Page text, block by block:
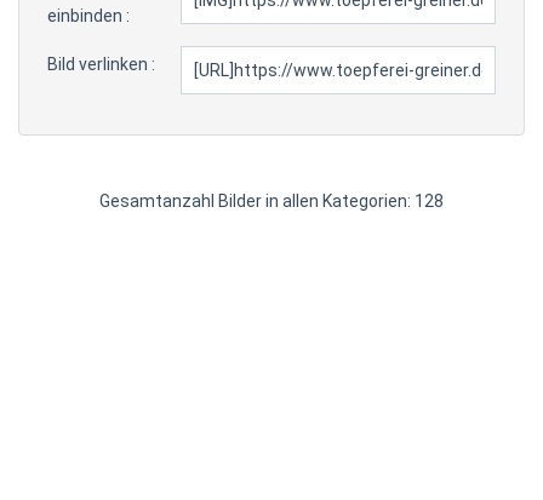
einbinden :
Bild verlinken :
Gesamtanzahl Bilder in allen Kategorien: 128